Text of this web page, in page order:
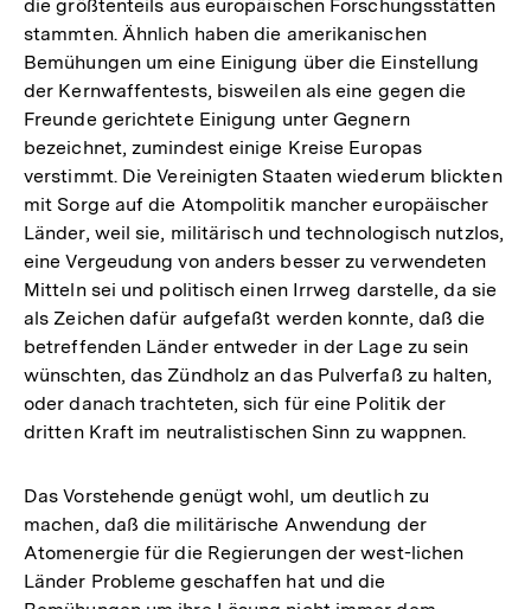
die größtenteils aus europäischen Forschungsstätten
stammten. Ähnlich haben die amerikanischen
Bemühungen um eine Einigung über die Einstellung
der Kernwaffentests, bisweilen als eine gegen die
Freunde gerichtete Einigung unter Gegnern
bezeichnet, zumindest einige Kreise Europas
verstimmt. Die Vereinigten Staaten wiederum blickten
mit Sorge auf die Atompolitik mancher europäischer
Länder, weil sie, militärisch und technologisch nutzlos,
eine Vergeudung von anders besser zu verwendeten
Mitteln sei und politisch einen Irrweg darstelle, da sie
als Zeichen dafür aufgefaßt werden konnte, daß die
betreffenden Länder entweder in der Lage zu sein
wünschten, das Zündholz an das Pulverfaß zu halten,
oder danach trachteten, sich für eine Politik der
dritten Kraft im neutralistischen Sinn zu wappnen.
Das Vorstehende genügt wohl, um deutlich zu
machen, daß die militärische Anwendung der
Atomenergie für die Regierungen der west-lichen
Länder Probleme geschaffen hat und die